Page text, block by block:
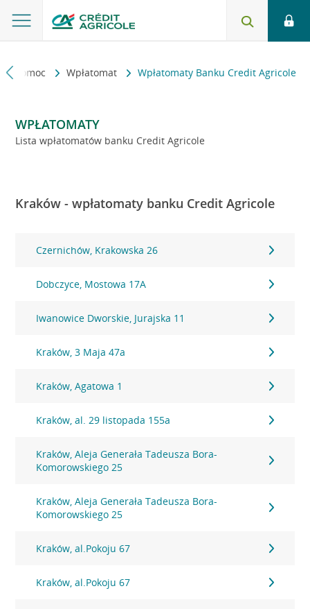
i pomoc Wpłatomat Wpłatomaty Banku Credit Agricole
WPŁATOMATY
Lista wpłatomatów banku Credit Agricole
Kraków - wpłatomaty banku Credit Agricole
Czernichów, Krakowska 26
Dobczyce, Mostowa 17A
Iwanowice Dworskie, Jurajska 11
Kraków, 3 Maja 47a
Kraków, Agatowa 1
Kraków, al. 29 listopada 155a
Kraków, Aleja Generała Tadeusza Bora-
Komorowskiego 25
Kraków, Aleja Generała Tadeusza Bora-
Komorowskiego 25
Kraków, al.Pokoju 67
Kraków, al.Pokoju 67